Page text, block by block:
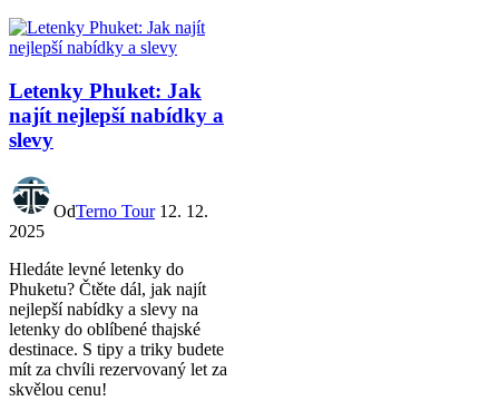
Letenky Phuket: Jak
najít nejlepší nabídky a
slevy
OdTerno Tour 12. 12.
2025
Hledáte levné letenky do
Phuketu? Čtěte dál, jak najít
nejlepší nabídky a slevy na
letenky do oblíbené thajské
destinace. S tipy a triky budete
mít za chvíli rezervovaný let za
skvělou cenu!